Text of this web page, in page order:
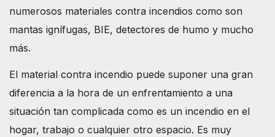
numerosos materiales contra incendios como son
mantas ignífugas, BIE, detectores de humo y mucho
más.
El material contra incendio puede suponer una gran
diferencia a la hora de un enfrentamiento a una
situación tan complicada como es un incendio en el
hogar, trabajo o cualquier otro espacio. Es muy